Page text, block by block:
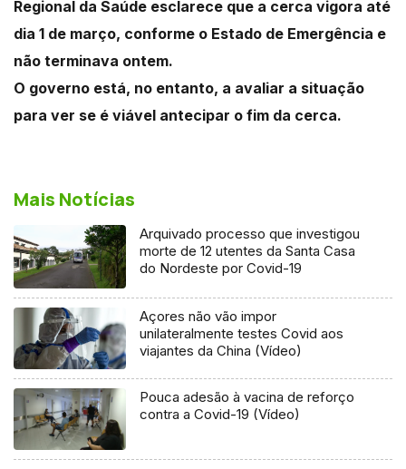
Regional da Saúde esclarece que a cerca vigora até
dia 1 de março, conforme o Estado de Emergência e
não terminava ontem.
O governo está, no entanto, a avaliar a situação
para ver se é viável antecipar o fim da cerca.
Mais Notícias
Arquivado processo que investigou
morte de 12 utentes da Santa Casa
do Nordeste por Covid-19
Açores não vão impor
unilateralmente testes Covid aos
viajantes da China (Vídeo)
Pouca adesão à vacina de reforço
contra a Covid-19 (Vídeo)